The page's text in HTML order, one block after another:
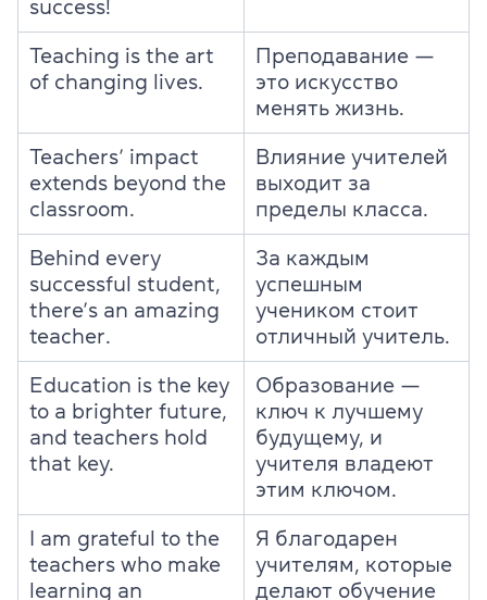
success!
Teaching is the art
of changing lives.
Преподавание —
это искусство
менять жизнь.
Teachers’ impact
extends beyond the
classroom.
Влияние учителей
выходит за
пределы класса.
Behind every
successful student,
there’s an amazing
teacher.
За каждым
успешным
учеником стоит
отличный учитель.
Education is the key
to a brighter future,
and teachers hold
that key.
Образование —
ключ к лучшему
будущему, и
учителя владеют
этим ключом.
I am grateful to the
teachers who make
learning an
Я благодарен
учителям, которые
делают обучение